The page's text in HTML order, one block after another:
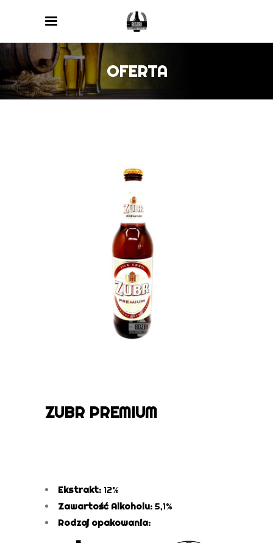
OFERTA
ZUBR PREMIUM
Ekstrakt: 12%
Zawartość Alkoholu: 5,1%
Rodzaj opakowania: